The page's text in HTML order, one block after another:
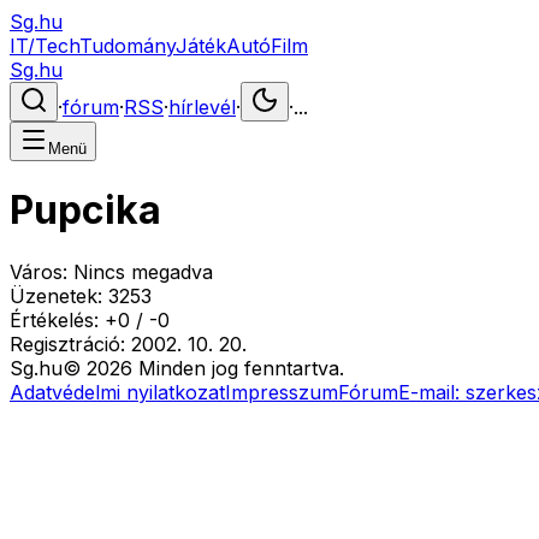
Sg.hu
IT/TechTudományJátékAutóFilm
Sg.hu
·fórum·RSS·hírlevél· ·...
Menü
Pupcika
Város: Nincs megadva
Üzenetek: 3253
Értékelés: +0 / -0
Regisztráció: 2002. 10. 20.
Sg.hu© 2026 Minden jog fenntartva.
Adatvédelmi nyilatkozatImpresszumFórumE-mail: